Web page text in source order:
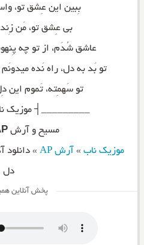
بِبین این عِشق تو،
بی عِشق تو، مَن
عاشق شُدَم، از تو چه
تو بَد به دل، راه نَده
تو سَهمِته، تَموم این دِل مَن
_________┤ موزیک
مسیح و آرش
موزیک ناب » آرش AP »
دل
پخش آنلاین